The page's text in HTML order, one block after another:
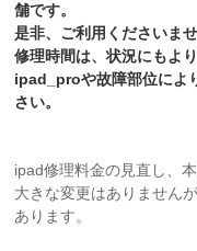
舗です。
是非、ご利用くださいませ
修理時間は、状況にもよ
ipad_proや故障部位によ
さい。
ipad修理料金の見直し、
大きな変更はありません
あります。